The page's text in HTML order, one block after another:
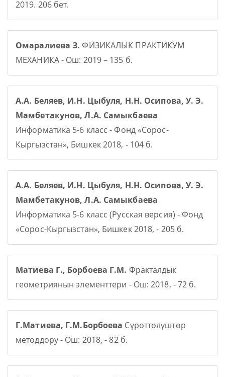
2019. 206 бет.
Омаралиева З. ФИЗИКАЛЫК ПРАКТИКУМ
МЕХАНИКА - Ош: 2019 – 135 б.
А.А. Беляев, И.Н. Цыбуля, Н.Н. Осипова, У. Э.
Мамбетакунов, Л.А. Самыкбаева
Информатика 5-6 класс - Фонд «Сорос-
Кыргызстан», Бишкек 2018, - 104 б.
А.А. Беляев, И.Н. Цыбуля, Н.Н. Осипова, У. Э.
Мамбетакунов, Л.А. Самыкбаева
Информатика 5-6 класс (Русская версия) - Фонд
«Сорос-Кыргызстан», Бишкек 2018, - 205 б.
Матиева Г., Борбоева Г.М. Фракталдык
геометриянын элементтери - Ош: 2018, - 72 б.
Г.Матиева, Г.М.Борбоева Сүрөттөлүштөр
методдору - Ош: 2018, - 82 б.